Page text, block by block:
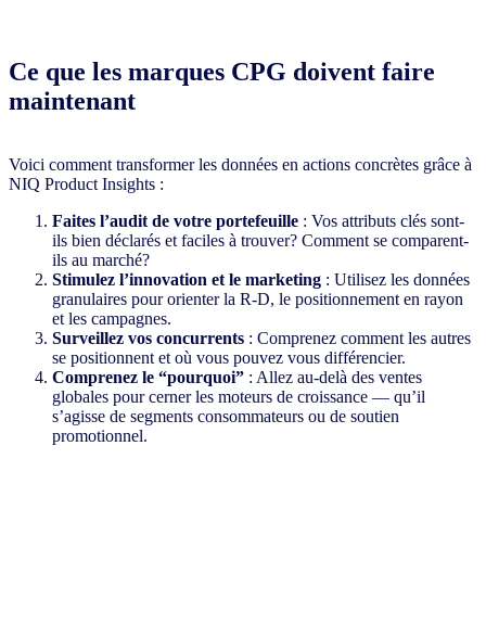
Ce que les marques CPG doivent faire
maintenant
Voici comment transformer les données en actions concrètes grâce à
NIQ Product Insights :
Faites l’audit de votre portefeuille : Vos attributs clés sont-
ils bien déclarés et faciles à trouver? Comment se comparent-
ils au marché?
Stimulez l’innovation et le marketing : Utilisez les données
granulaires pour orienter la R-D, le positionnement en rayon
et les campagnes.
Surveillez vos concurrents : Comprenez comment les autres
se positionnent et où vous pouvez vous différencier.
Comprenez le “pourquoi” : Allez au-delà des ventes
globales pour cerner les moteurs de croissance — qu’il
s’agisse de segments consommateurs ou de soutien
promotionnel.